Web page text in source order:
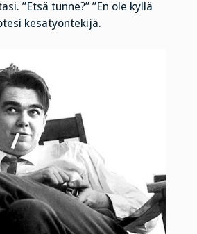
”Etsä tunne?” ”En ole kyllä
kesätyöntekijä.